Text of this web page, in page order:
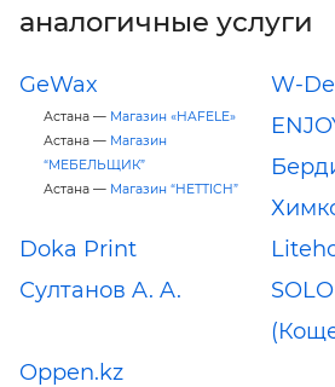
аналогичные услуги
GeWax
Астана — Магазин «HAFELE»
Астана — Магазин
“МЕБЕЛЬЩИК”
Астана — Магазин “HETTICH”
W-
Doka Print
Султанов A. A.
Oppen.kz